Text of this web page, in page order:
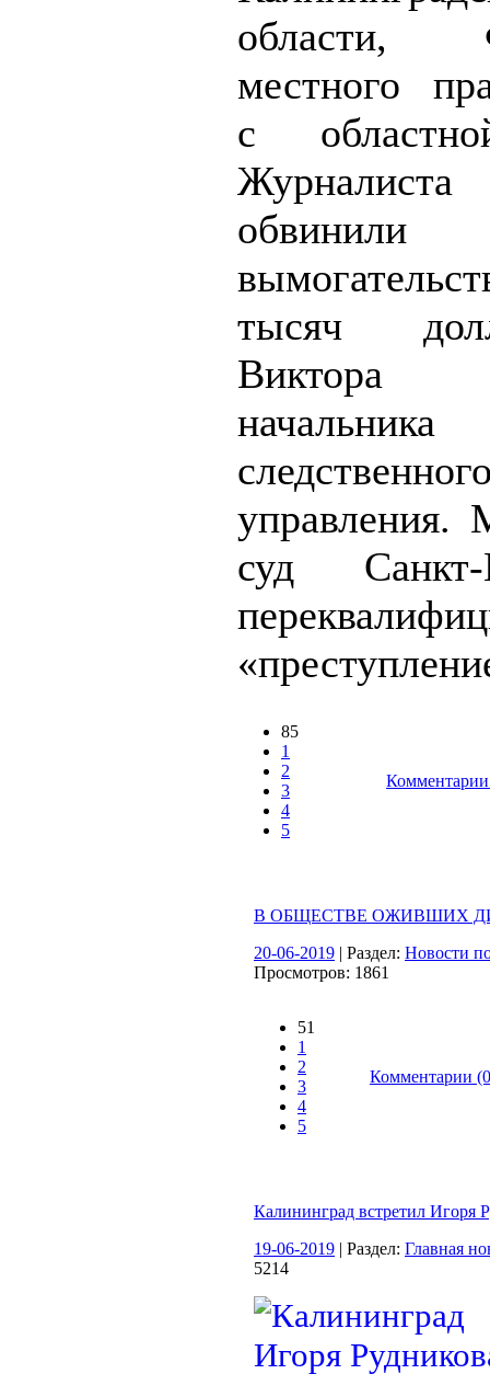
местного
с
Журналиста
тысяч
Виктора
начальника
управления.
суд Санкт-
85
1
2
3
4
5
В ОБЩЕСТВЕ ОЖИВШИХ
20-06-2019 | Раздел: Новости
Просмотров: 1861
51
1
2
3
4
5
Комментарии
Калининград встретил Игоря
19-06-2019 | Раздел: Главная
5214